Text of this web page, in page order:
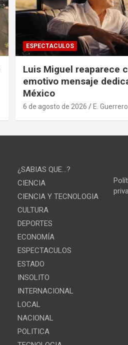
ESPECTACULOS
Luis Miguel reaparece
emotivo mensaje
México
6 de agosto de 2026 E. Guerrero
¿SABIAS QUE…?
CIENCIA
CIENCIA Y TECNOLOGIA
CULTURA
DEPORTES
ECONOMÍA
ESPECTACULOS
ESTADO
INSOLITO
INTERNACIONAL
LOCAL
NACIONAL
POLITICA